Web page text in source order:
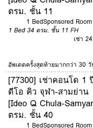
ตรม. ชั้น 11
1 BedSponsored Room
1 Bed 34 ตรม. ชั้น 11 FH
เช่า
อัพเดตครั้งสุดท้ายมากกว่า 30
[77300] เช่าคอนโด 1
ดีโอ คิว จุฬา-สามย่าน
[Ideo Q Chula-
ตรม. ชั้น 40
1 BedSponsored Room